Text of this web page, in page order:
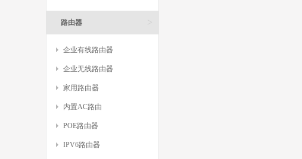
路由器
企业有线路由器
企业无线路由器
家用路由器
内置AC路由
POE路由器
IPV6路由器